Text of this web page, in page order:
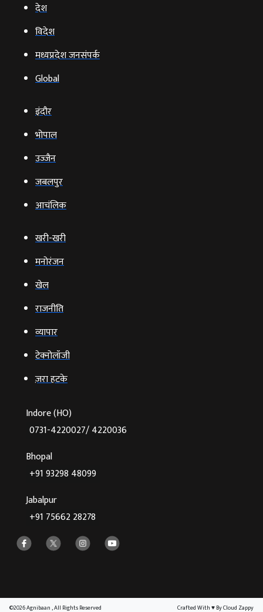
देश
विदेश
मध्यप्रदेश जनसंपर्क
Global
इंदौर
भोपाल
उज्‍जैन
जबलपुर
आचंलिक
खरी-खरी
मनोरंजन
खेल
राजनीति
व्‍यापार
टेक्‍नोलॉजी
ज़रा हटके
Indore (HO)
0731-4220027/ 4220036
Bhopal
+91 93298 48099
Jabalpur
+91 75662 28278
©2026 Agnibaan , All Rights Reserved Crafted With♥By Cloud Zappy